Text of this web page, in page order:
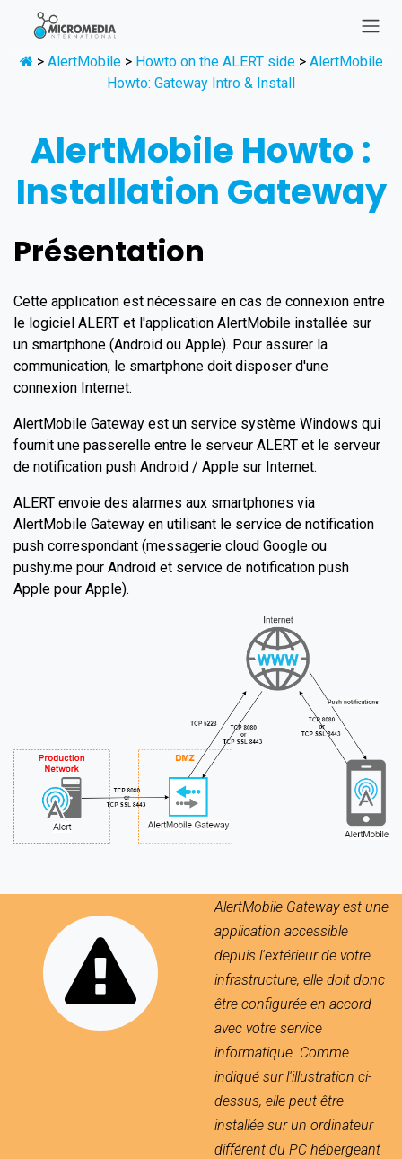
Se rendre au contenu
> AlertMobile> Howto on the ALERT side> AlertMobile
Howto: Gateway Intro & Install
AlertMobile Howto :
Installation Gateway
Présentation
Cette application est nécessaire en cas de connexion entre
le logiciel ALERT et l'application AlertMobile installée sur
un smartphone (Android ou Apple). Pour assurer la
communication, le smartphone doit disposer d'une
connexion Internet.
AlertMobile Gateway est un service système Windows qui
fournit une passerelle entre le serveur ALERT et le serveur
de notification push Android / Apple sur Internet.
ALERT envoie des alarmes aux smartphones via
AlertMobile Gateway en utilisant le service de notification
push correspondant (messagerie cloud Google ou
pushy.me pour Android et service de notification push
Apple pour Apple).
AlertMobile Gateway est une
application accessible
depuis l'extérieur de votre
infrastructure, elle doit donc
être configurée en accord
avec votre service
informatique. Comme
indiqué sur l'illustration ci-
dessus, elle peut être
installée sur un ordinateur
différent du PC hébergeant